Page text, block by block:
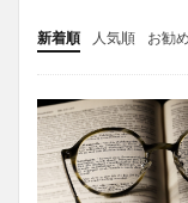
新着順 人気順
お勧
投稿
学び
マ
電